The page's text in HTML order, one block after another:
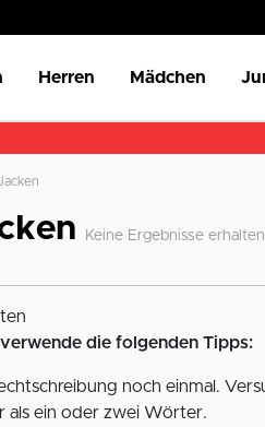
Herren Mädchen
Keine Ergebnisse erhalten
die folgenden Tipps:
noch einmal.
als ein oder zwei Wörter.